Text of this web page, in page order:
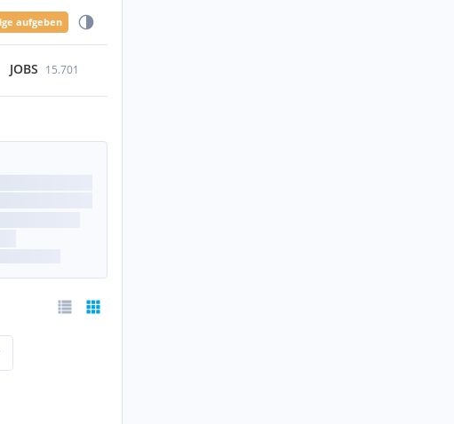
aufgeben
JOBS 15.701